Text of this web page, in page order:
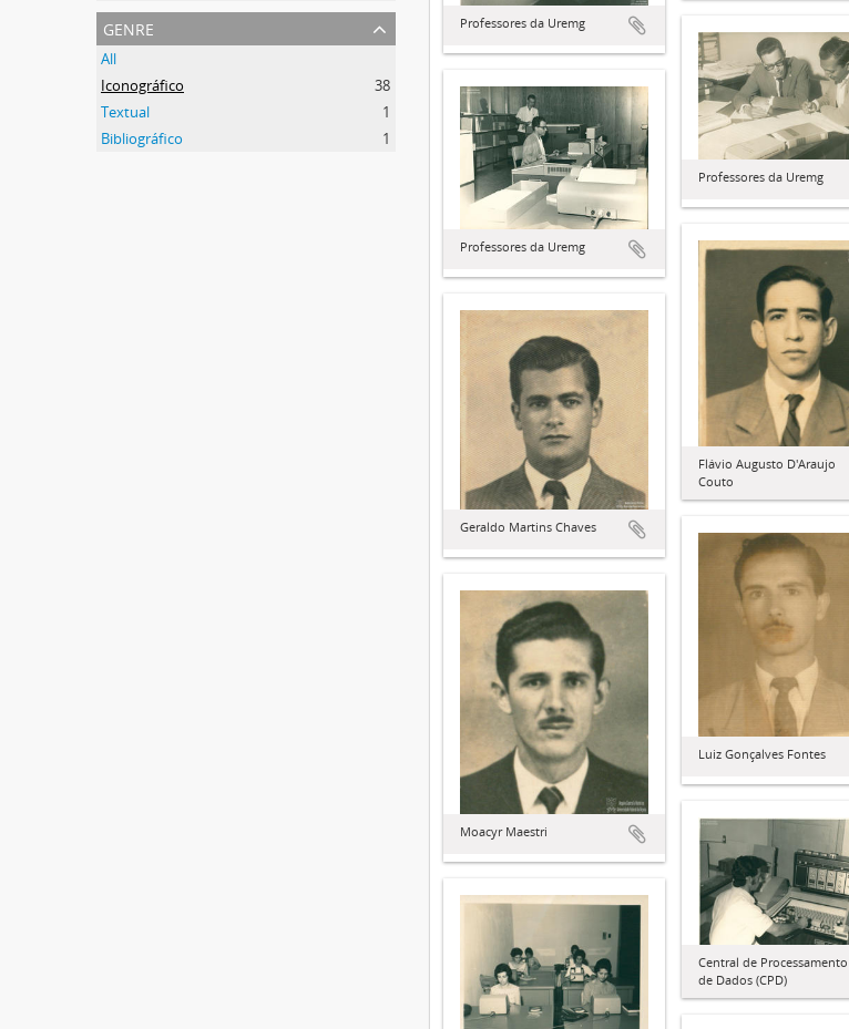
genre
All
Iconográfico
38
Textual
1
Bibliográfico
1
Professores da Uremg
Professores da Uremg
Professores da Uremg
Flávio Augusto D'Araujo
Couto
Geraldo Martins Chaves
Luiz Gonçalves Fontes
Moacyr Maestri
Central de Processamento
de Dados (CPD)